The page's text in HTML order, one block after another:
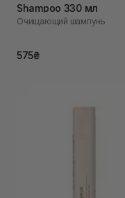
Shampoo 330 мл
Очищающий шампунь
575₴